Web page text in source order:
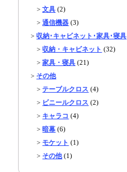
>文具 (2)
>通信機器 (3)
>収納･キャビネット･家具･寝具
>収納・キャビネット (32)
>家具・寝具 (21)
> その他
>テーブルクロス (4)
> ビニールクロス (2)
> キャラコ (4)
>暗幕 (6)
>モケット (1)
> その他(1)